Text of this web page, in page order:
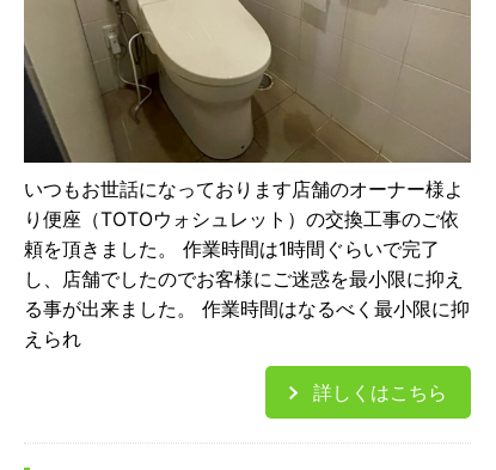
いつもお世話になっております店舗のオーナー様よ
り便座（TOTOウォシュレット）の交換工事のご依
頼を頂きました。 作業時間は1時間ぐらいで完了
し、店舗でしたのでお客様にご迷惑を最小限に抑え
る事が出来ました。 作業時間はなるべく最小限に抑
えられ
詳しくはこちら